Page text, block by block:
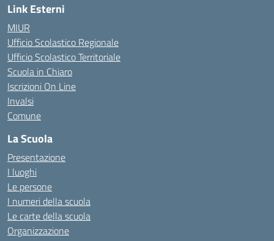
Link Esterni
MIUR
Ufficio Scolastico Regionale
Ufficio Scolastico Territoriale
Scuola in Chiaro
Iscrizioni On Line
Invalsi
Comune
La Scuola
Presentazione
I luoghi
Le persone
I numeri della scuola
Le carte della scuola
Organizzazione